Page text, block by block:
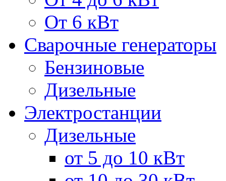
От 6 кВт
Сварочные генераторы
Бензиновые
Дизельные
Электростанции
Дизельные
от 5 до 10 кВт